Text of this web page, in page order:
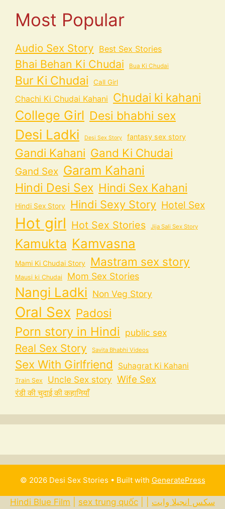
Most Popular
Audio Sex Story Best Sex Stories
Bhai Behan Ki Chudai Bua Ki Chudai
Bur Ki Chudai Call Girl
Chachi Ki Chudai Kahani Chudai ki kahani
College Girl Desi bhabhi sex
Desi Ladki Desi Sex Story fantasy sex story
Gandi Kahani Gand Ki Chudai
Gand Sex Garam Kahani
Hindi Desi Sex Hindi Sex Kahani
Hindi Sex Story Hindi Sexy Story Hotel Sex
Hot girl Hot Sex Stories Jija Sali Sex Story
Kamukta Kamvasna
Mami Ki Chudai Story Mastram sex story
Mausi ki Chudai Mom Sex Stories
Nangi Ladki Non Veg Story
Oral Sex Padosi
Porn story in Hindi public sex
Real Sex Story Savita Bhabhi Videos
Sex With Girlfriend Suhagrat Ki Kahani
Train Sex Uncle Sex story Wife Sex
रंडी की चुदाई की कहानियाँ
© 2026 Desi Sex Stories • Built with GeneratePress
Hindi Blue Film sex trung quốc سكس انجيلا وايت